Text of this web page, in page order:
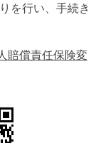
を行い、手続き
賠償責任保険変